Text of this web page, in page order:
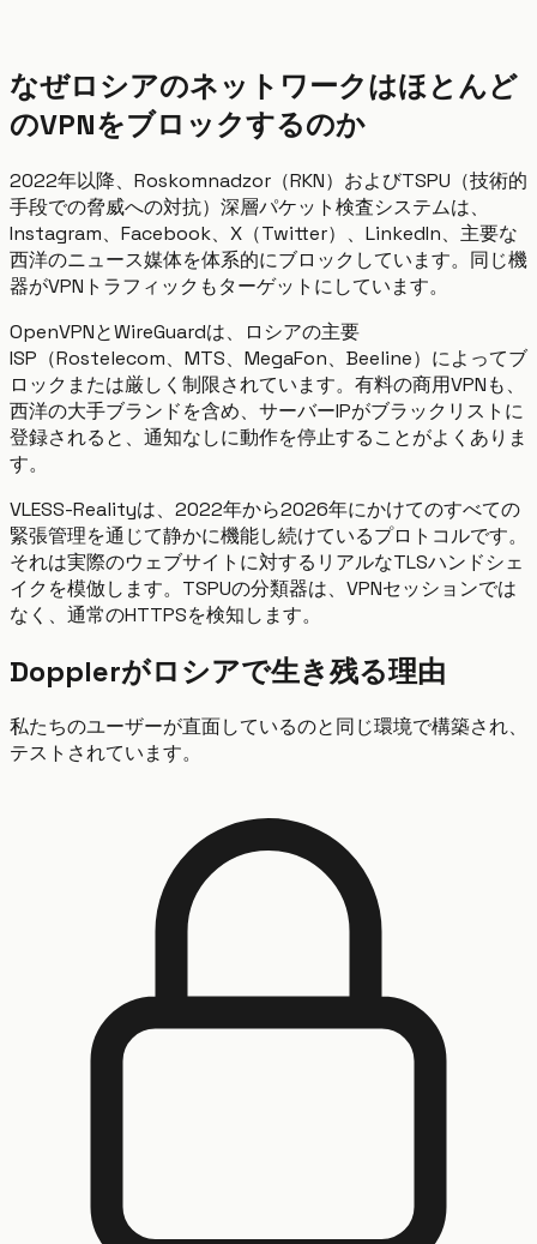
なぜロシアのネットワークはほとんど
のVPNをブロックするのか
2022年以降、Roskomnadzor（RKN）およびTSPU（技術的
手段での脅威への対抗）深層パケット検査システムは、
Instagram、Facebook、X（Twitter）、LinkedIn、主要な
西洋のニュース媒体を体系的にブロックしています。同じ機
器がVPNトラフィックもターゲットにしています。
OpenVPNとWireGuardは、ロシアの主要
ISP（Rostelecom、MTS、MegaFon、Beeline）によってブ
ロックまたは厳しく制限されています。有料の商用VPNも、
西洋の大手ブランドを含め、サーバーIPがブラックリストに
登録されると、通知なしに動作を停止することがよくありま
す。
VLESS-Realityは、2022年から2026年にかけてのすべての
緊張管理を通じて静かに機能し続けているプロトコルです。
それは実際のウェブサイトに対するリアルなTLSハンドシェ
イクを模倣します。TSPUの分類器は、VPNセッションでは
なく、通常のHTTPSを検知します。
Dopplerがロシアで生き残る理由
私たちのユーザーが直面しているのと同じ環境で構築され、
テストされています。